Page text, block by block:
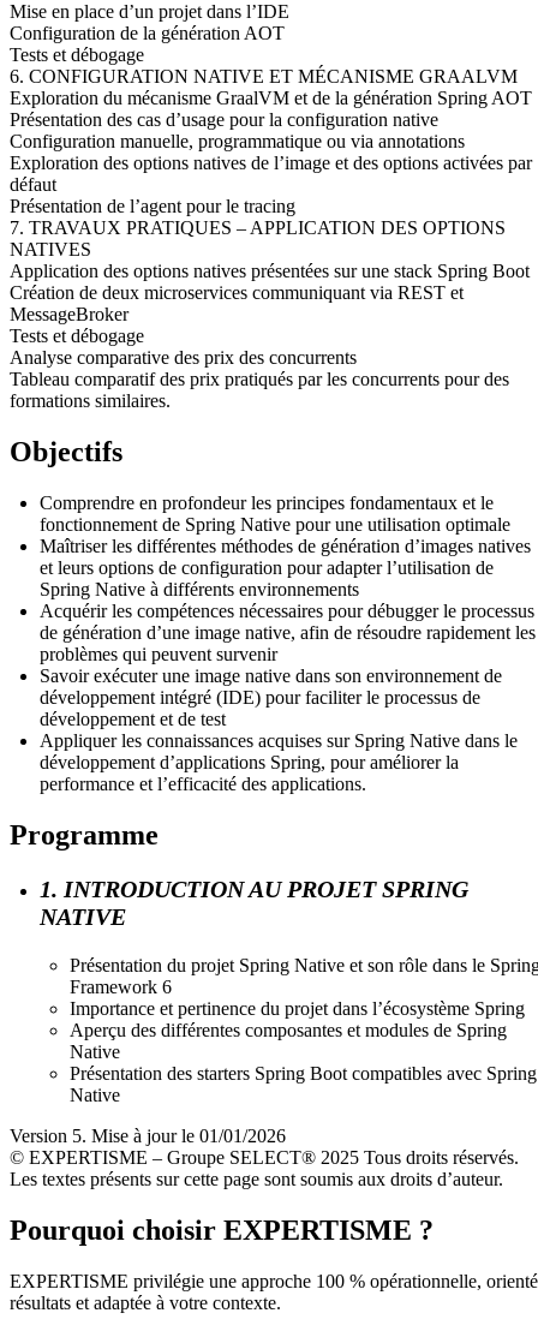
Mise en place d’un projet dans l’IDE
Configuration de la génération AOT
Tests et débogage
6. CONFIGURATION NATIVE ET MÉCANISME GRAALVM
Exploration du mécanisme GraalVM et de la génération Spring AOT
Présentation des cas d’usage pour la configuration native
Configuration manuelle, programmatique ou via annotations
Exploration des options natives de l’image et des options activées par
défaut
Présentation de l’agent pour le tracing
7. TRAVAUX PRATIQUES – APPLICATION DES OPTIONS
NATIVES
Application des options natives présentées sur une stack Spring Boot
Création de deux microservices communiquant via REST et
MessageBroker
Tests et débogage
Analyse comparative des prix des concurrents
Tableau comparatif des prix pratiqués par les concurrents pour des
formations similaires.
Objectifs
Comprendre en profondeur les principes fondamentaux et le
fonctionnement de Spring Native pour une utilisation optimale
Maîtriser les différentes méthodes de génération d’images natives
et leurs options de configuration pour adapter l’utilisation de
Spring Native à différents environnements
Acquérir les compétences nécessaires pour débugger le processus
de génération d’une image native, afin de résoudre rapidement les
problèmes qui peuvent survenir
Savoir exécuter une image native dans son environnement de
développement intégré (IDE) pour faciliter le processus de
développement et de test
Appliquer les connaissances acquises sur Spring Native dans le
développement d’applications Spring, pour améliorer la
performance et l’efficacité des applications.
Programme
1. INTRODUCTION AU PROJET SPRING
NATIVE
Présentation du projet Spring Native et son rôle dans le
Framework 6
Importance et pertinence du projet dans l’écosystème Spring
Aperçu des différentes composantes et modules de Spring
Native
Présentation des starters Spring Boot compatibles avec Spring
Native
Version 5. Mise à jour le 01/01/2026
© EXPERTISME – Groupe SELECT® 2025 Tous droits réservés.
Les textes présents sur cette page sont soumis aux droits d’auteur.
Pourquoi choisir EXPERTISME ?
EXPERTISME privilégie une approche 100 % opérationnelle,
résultats et adaptée à votre contexte.